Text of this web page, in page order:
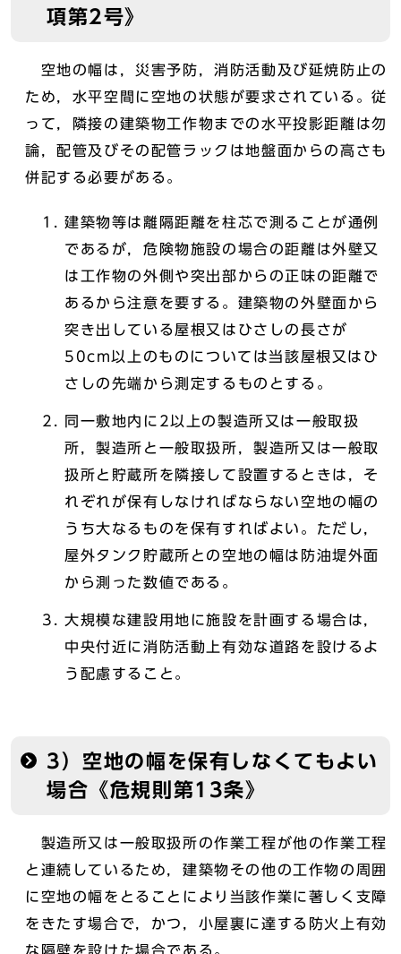
項第2号》
空地の幅は，災害予防，消防活動及び延焼防止の
ため，水平空間に空地の状態が要求されている。従
って，隣接の建築物工作物までの水平投影距離は勿
論，配管及びその配管ラックは地盤面からの高さも
併記する必要がある。
建築物等は離隔距離を柱芯で測ることが通例
であるが，危険物施設の場合の距離は外壁又
は工作物の外側や突出部からの正味の距離で
あるから注意を要する。建築物の外壁面から
突き出している屋根又はひさしの長さが
50cm以上のものについては当該屋根又はひ
さしの先端から測定するものとする。
同一敷地内に2以上の製造所又は一般取扱
所，製造所と一般取扱所，製造所又は一般取
扱所と貯蔵所を隣接して設置するときは，そ
れぞれが保有しなければならない空地の幅の
うち大なるものを保有すればよい。ただし，
屋外タンク貯蔵所との空地の幅は防油堤外面
から測った数値である。
大規模な建設用地に施設を計画する場合は，
中央付近に消防活動上有効な道路を設けるよ
う配慮すること。
3）空地の幅を保有しなくてもよい
場合《危規則第13条》
製造所又は一般取扱所の作業工程が他の作業工程
と連続しているため，建築物その他の工作物の周囲
に空地の幅をとることにより当該作業に著しく支障
をきたす場合で，かつ，小屋裏に達する防火上有効
な隔壁を設けた場合である。